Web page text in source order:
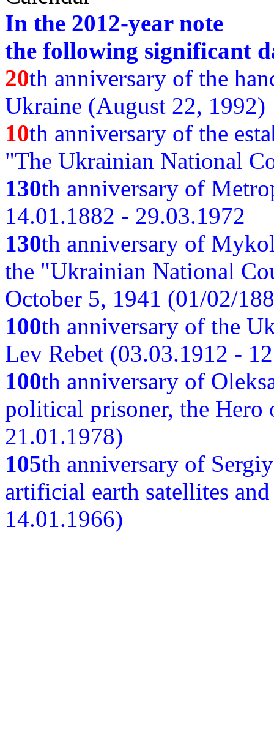
In the 2012-year note
the following significant
20th anniversary of the
Ukraine (August 22, 1992)
10th anniversary of the
"The Ukrainian National
130th anniversary of
14.01.1882 - 29.03.1972
130th anniversary of
the "Ukrainian National
October 5, 1941 (01/02/
100th anniversary of the
Lev Rebet (03.03.1912 -
100th anniversary of
political prisoner, the
21.01.1978)
105th anniversary of
artificial earth satellites
14.01.1966)